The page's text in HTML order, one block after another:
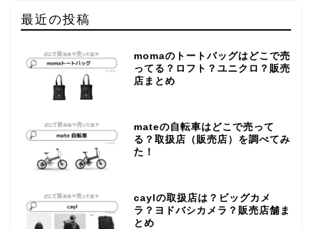
最近の投稿
momaのトートバッグはどこで売
ってる？ロフト？ユニクロ？販売
店まとめ
mateの自転車はどこで売って
る？取扱店（販売店）を調べてみ
た！
caylの取扱店は？ビッグカメ
ラ？ヨドバシカメラ？販売店舗ま
とめ